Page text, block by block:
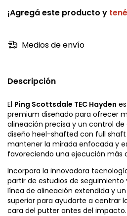
¡Agregá este producto y
Medios de envío
Descripción
El Ping Scottsdale TEC Hayden
premium diseñado para ofrecer
alineación precisa y un control
diseño heel-shafted con full
mantener la mirada enfocada y
favoreciendo una ejecución más
Incorpora la innovadora
partir de estudios de seguimiento
línea de alineación extendida y
superior para ayudarte a centrar
cara del putter antes del impacto.